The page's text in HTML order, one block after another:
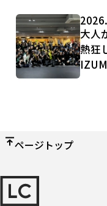
大人
熱狂
ページトップ